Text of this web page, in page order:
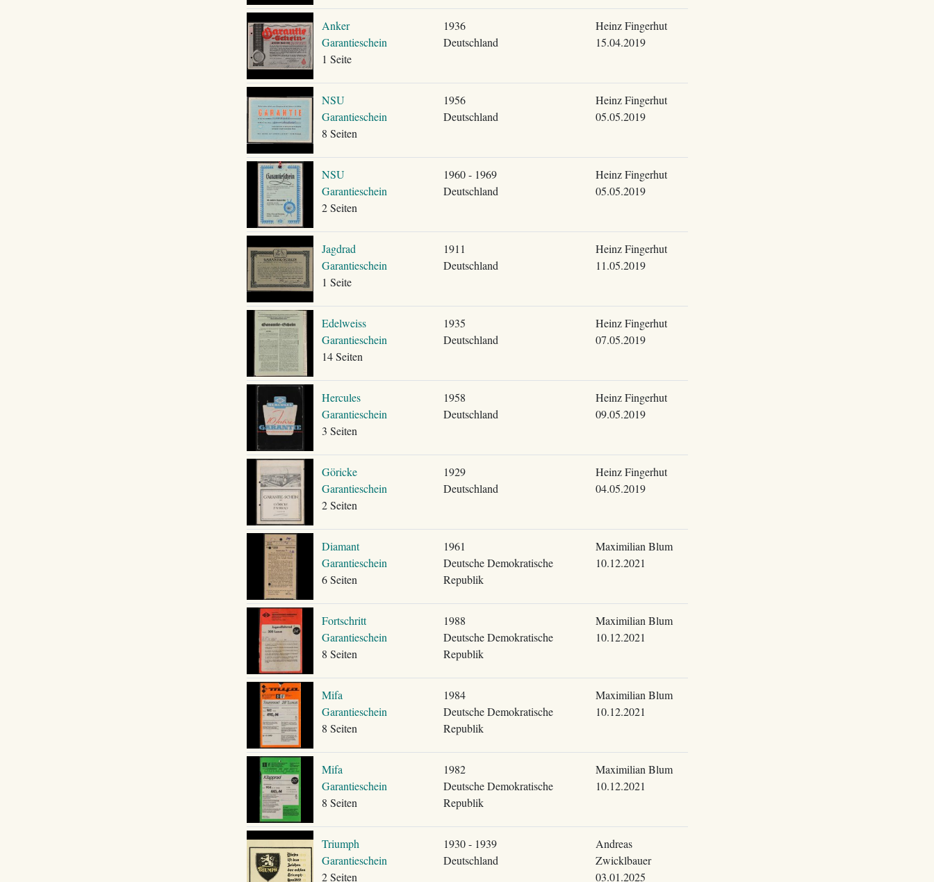
Anker
Garantieschein
1 Seite
1936
Deutschland
Heinz Fingerhut
15.04.2019
NSU
Garantieschein
8 Seiten
1956
Deutschland
Heinz Fingerhut
05.05.2019
NSU
Garantieschein
2 Seiten
1960 - 1969
Deutschland
Heinz Fingerhut
05.05.2019
Jagdrad
Garantieschein
1 Seite
1911
Deutschland
Heinz Fingerhut
11.05.2019
Edelweiss
Garantieschein
14 Seiten
1935
Deutschland
Heinz Fingerhut
07.05.2019
Hercules
Garantieschein
3 Seiten
1958
Deutschland
Heinz Fingerhut
09.05.2019
Göricke
Garantieschein
2 Seiten
1929
Deutschland
Heinz Fingerhut
04.05.2019
Diamant
Garantieschein
6 Seiten
1961
Deutsche Demokratische
Republik
Maximilian Blum
10.12.2021
Fortschritt
Garantieschein
8 Seiten
1988
Deutsche Demokratische
Republik
Maximilian Blum
10.12.2021
Mifa
Garantieschein
8 Seiten
1984
Deutsche Demokratische
Republik
Maximilian Blum
10.12.2021
Mifa
Garantieschein
8 Seiten
1982
Deutsche Demokratische
Republik
Maximilian Blum
10.12.2021
Triumph
Garantieschein
2 Seiten
1930 - 1939
Deutschland
Andreas
Zwicklbauer
03.01.2025